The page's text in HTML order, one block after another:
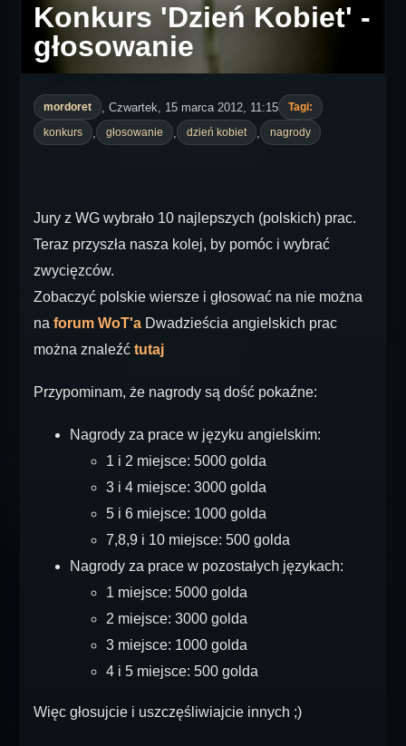
Konkurs 'Dzień Kobiet' -
głosowanie
mordoret , Czwartek, 15 marca 2012, 11:15
Tagi:
konkurs
głosowanie dzień kobiet nagrody
Jury z WG wybrało 10 najlepszych (polskich) prac.
Teraz przyszła nasza kolej, by pomóc i wybrać
zwycięzców.
Zobaczyć polskie wiersze i głosować na nie można
na forum WoT'a Dwadzieścia angielskich prac
można znaleźć tutaj
Przypominam, że nagrody są dość pokaźne:
Nagrody za prace w języku angielskim:
1 i 2 miejsce: 5000 golda
3 i 4 miejsce: 3000 golda
5 i 6 miejsce: 1000 golda
7,8,9 i 10 miejsce: 500 golda
Nagrody za prace w pozostałych językach:
1 miejsce: 5000 golda
2 miejsce: 3000 golda
3 miejsce: 1000 golda
4 i 5 miejsce: 500 golda
Więc głosujcie i uszczęśliwiajcie innych ;)